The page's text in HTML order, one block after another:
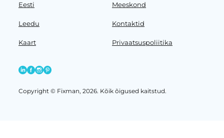
Eesti
Leedu
Kaart
Meeskond
Kontaktid
Privaatsuspoliitika
Copyright © Fixman, 2026. Kõik õigused kaitstud.